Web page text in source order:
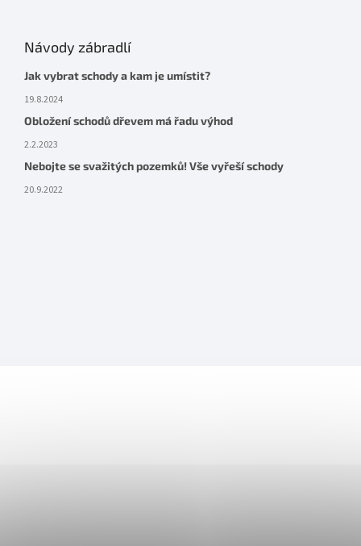
Návody zábradlí
Jak vybrat schody a kam je umístit?
19.8.2024
Obložení schodů dřevem má řadu výhod
2.2.2023
Nebojte se svažitých pozemků! Vše vyřeší schody
20.9.2022